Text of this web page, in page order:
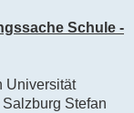
Schule -
Universität
Stefan